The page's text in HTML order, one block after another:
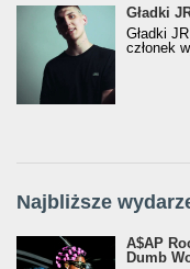
Gładki JR -Gładki
Gładki
członek
Najbliższe
A$AP
Dumb